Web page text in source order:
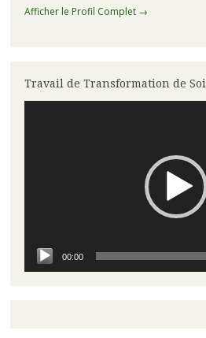
Afficher le Profil Complet →
Travail de Transformation de Soi
00:00